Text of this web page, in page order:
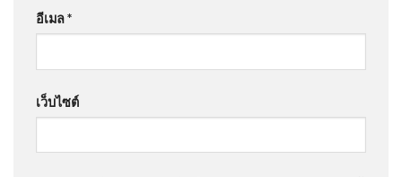
อีเมล*
เว็บไซต์